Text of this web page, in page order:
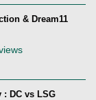
& Dream11
: DC vs LSG